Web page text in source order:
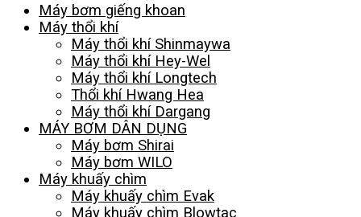
Máy bơm giếng khoan
Máy thổi khí
Máy thổi khí Shinmaywa
Máy thổi khí Hey-Wel
Máy thổi khí Longtech
Thổi khí Hwang Hea
Máy thổi khí Dargang
MÁY BƠM DÂN DỤNG
Máy bơm Shirai
Máy bơm WILO
Máy khuấy chìm
Máy khuấy chìm Evak
Máy khuấy chìm Blowtac